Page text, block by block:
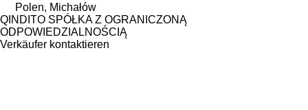
Polen, Michałów
QINDITO SPÓŁKA Z OGRANICZONĄ
ODPOWIEDZIALNOŚCIĄ
Verkäufer kontaktieren